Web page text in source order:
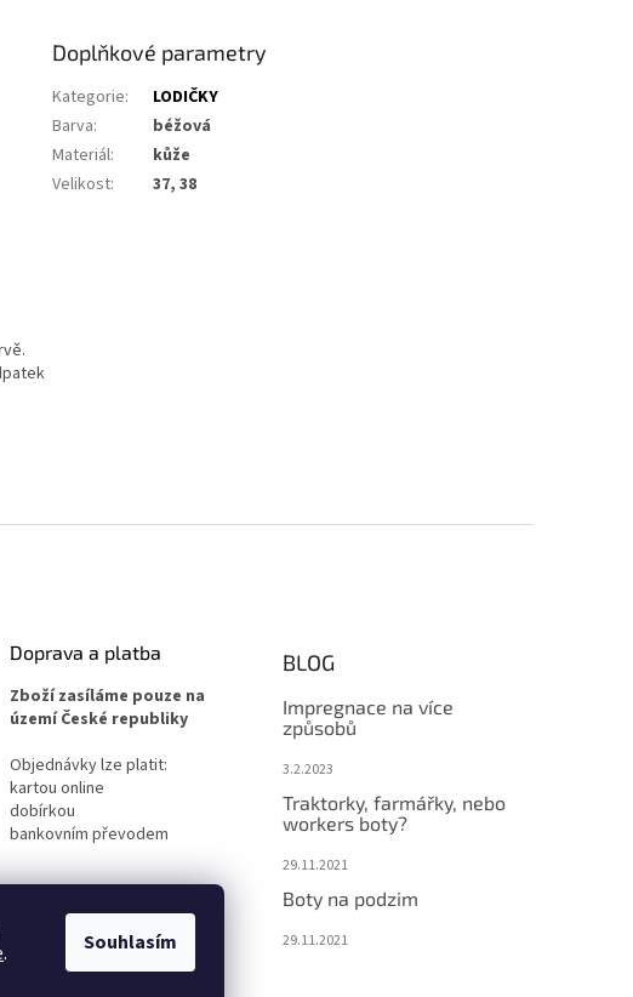
. Souhlasím
Doplňkové parametry
Kategorie:
LODIČKY
Barva:
béžová
Materiál:
kůže
Velikost: 37, 38
Doprava a platba
Zboží zasíláme pouze na
území České republiky
Objednávky lze platit:
kartou online
dobírkou
bankovním převodem
BLOG
Impregnace na více
způsobů
3.2.2023
Traktorky, farmářky, nebo
workers boty?
29.11.2021
Boty na podzim
29.11.2021